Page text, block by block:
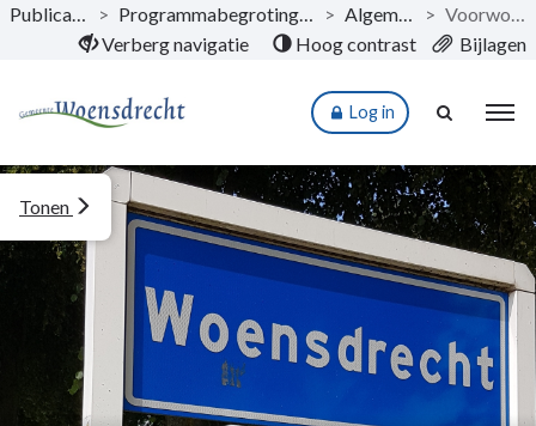
Naar hoofdinhoud
Publicaties > Programmabegroting 2025 > Algemeen >
Voorwoord
Verberg navigatie
Hoog contrast Bijlagen
Log in
Tonen